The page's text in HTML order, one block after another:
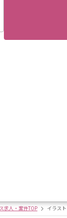
求人・案件TOP イラス